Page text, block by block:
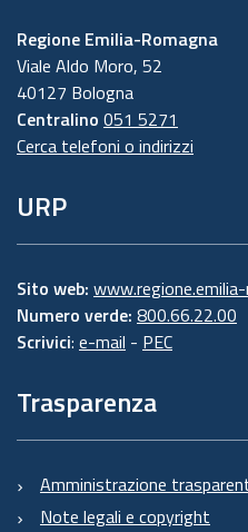
Regione Emilia-Romagna
Viale Aldo Moro, 52
40127 Bologna
Centralino 051 5271
Cerca telefoni o indirizzi
URP
Sito web:
Numero verde: 800.66.22.00
Scrivici: e-mail - PEC
Trasparenza
Amministrazione
Note legali e copyright